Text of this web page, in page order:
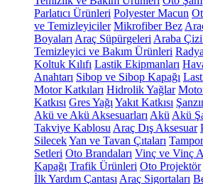
Parlatıcı Ürünleri Polyester Macun
ve Temizleyiciler Mikrofiber Bez
Boyaları Araç Süpürgeleri Araba
Temizleyici ve Bakım Ürünleri
Koltuk Kılıfı Lastik Ekipmanları
Anahtarı Sibop ve Sibop Kapağı
Motor Katkıları Hidrolik Yağlar
Katkısı Gres Yağı Yakıt Katkısı
Akü ve Akü Aksesuarları Akü Akü
Takviye Kablosu Araç Dış Aksesuar
SilecekYan ve Tavan Çıtaları
Setleri Oto Brandaları Vinç ve Vinç
Kapağı Trafik Ürünleri Oto Projektör
İlk Yardım Çantası Araç Sigortaları